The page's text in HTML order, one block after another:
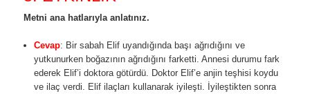
Metni ana hatlarıyla anlatınız.
Cevap: Bir sabah Elif uyandığında başı ağrıdığını ve
yutkunurken boğazının ağrıdığını farketti. Annesi durumu fark
ederek Elif’i doktora götürdü. Doktor Elif’e anjin teşhisi koydu
ve ilaç verdi. Elif ilaçları kullanarak iyileşti. İyileştikten sonra